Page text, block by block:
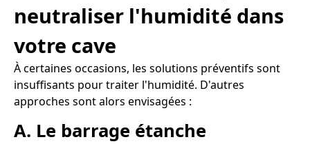
neutraliser l'humidité dans
votre cave
À certaines occasions, les solutions préventifs sont
insuffisants pour traiter l'humidité. D'autres
approches sont alors envisagées :
A. Le barrage étanche